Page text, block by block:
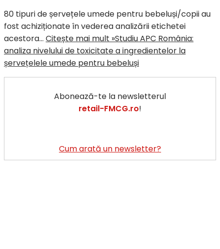
80 tipuri de șervețele umede pentru bebeluși/copii au
fost achiziționate în vederea analizării etichetei
acestora… Citește mai mult »Studiu APC România:
analiza nivelului de toxicitate a ingredientelor la
șervețelele umede pentru bebeluși
Abonează-te la newsletterul
retail-FMCG.ro!
Cum arată un newsletter?